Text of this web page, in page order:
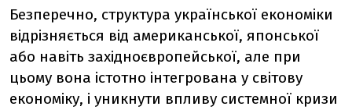
Безперечно, структура української економіки
відрізняється від американської, японської
або навіть західноєвропейської, але при
цьому вона істотно інтегрована у світову
економіку, і уникнути впливу системної кризи